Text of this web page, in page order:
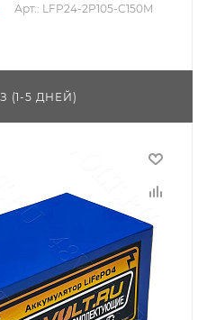
Арт.: LFP24-2P105-C150M
(1-5 ДНЕЙ)